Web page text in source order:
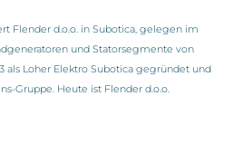
Flender d.o.o. in Subotica, gelegen im
und Statorsegmente von
als Loher Elektro Subotica gegründet und
Gruppe. Heute ist Flender d.o.o.